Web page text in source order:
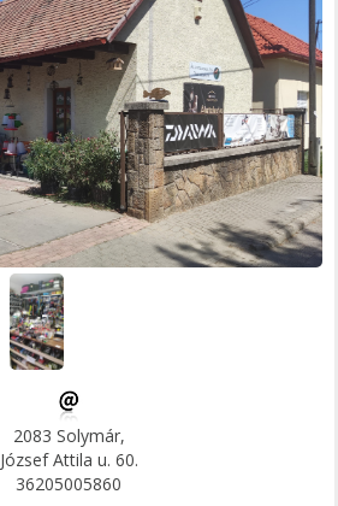
2083 Solymár,
József Attila u. 60.
36205005860